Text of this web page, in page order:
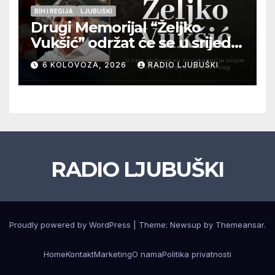
BIH I REGIJA LJUBUŠKI
Drugi Memorijal “Željko
Vukšić” održat će se u srijedu
12. kolovoza u Otoku
6 KOLOVOZA, 2026 RADIO LJUBUŠKI
RADIO LJUBUŠKI
Proudly powered by WordPress Theme: Newsup by Themeansar.
HomeKontaktMarketingO namaPolitika privatnosti